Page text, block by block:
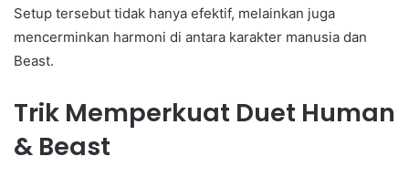
Setup tersebut tidak hanya efektif, melainkan juga
mencerminkan harmoni di antara karakter manusia dan
Beast.
Trik Memperkuat Duet Human
& Beast